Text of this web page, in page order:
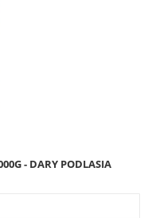
- DARY PODLASIA